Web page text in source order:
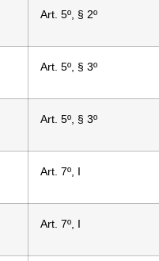
Art. 5º, § 2º
Art. 5º, § 3º
Art. 5º, § 3º
Art. 7º, I
Art. 7º, I